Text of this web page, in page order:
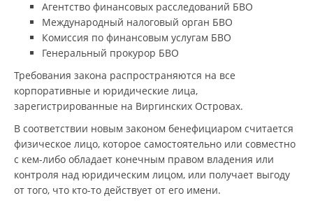
Агентство финансовых расследований БВО
Международный налоговый орган БВО
Комиссия по финансовым услугам БВО
Генеральный прокурор БВО
Требования закона распространяются на все
корпоративные и юридические лица,
зарегистрированные на Виргинских Островах.
В соответствии новым законом бенефициаром считается
физическое лицо, которое самостоятельно или совместно
с кем-либо обладает конечным правом владения или
контроля над юридическим лицом, или получает выгоду
от того, что кто-то действует от его имени.